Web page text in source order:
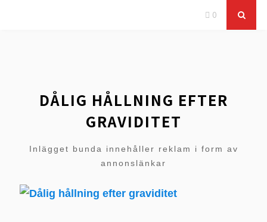
0
DÅLIG HÅLLNING EFTER
GRAVIDITET
Inlägget bunda innehåller reklam i form av
annonslänkar